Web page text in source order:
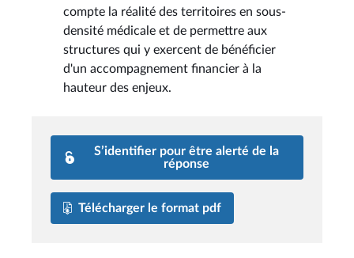
compte la réalité des territoires en sous-
densité médicale et de permettre aux
structures qui y exercent de bénéficier
d'un accompagnement financier à la
hauteur des enjeux.
S’identifier pour être alerté de la
réponse
Télécharger le format pdf